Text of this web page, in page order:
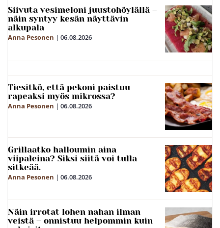
Siivuta vesimeloni juustohöylällä –
näin syntyy kesän näyttävin
alkupala
Anna Pesonen | 06.08.2026
Tiesitkö, että pekoni paistuu
rapeaksi myös mikrossa?
Anna Pesonen | 06.08.2026
Grillaatko halloumin aina
viipaleina? Siksi siitä voi tulla
sitkeää.
Anna Pesonen | 06.08.2026
Näin irrotat lohen nahan ilman
veistä – onnistuu helpommin kuin